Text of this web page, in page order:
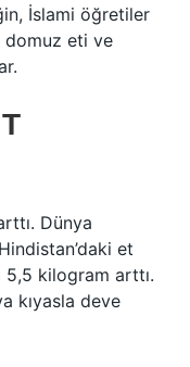
İslami öğretiler
domuz eti ve
Dünya
et
5,5 kilogram arttı.
kıyasla deve